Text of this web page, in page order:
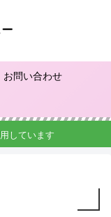
お問い合わせ
しています